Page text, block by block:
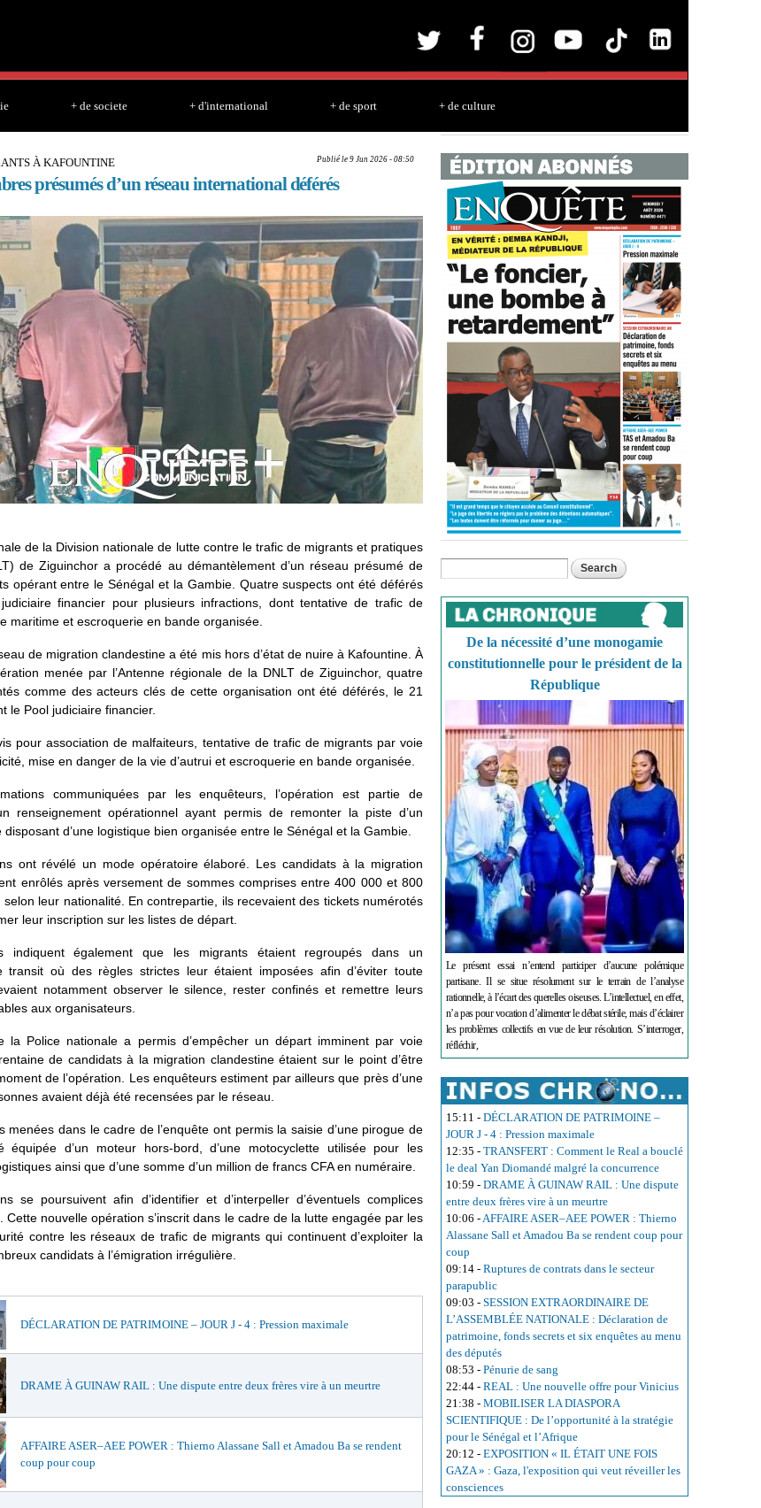
+ de societe + d'international + de sport + de culture
Publié le 9 Jun 2026 - 08:50
À KAFOUNTINE
présumés d’un réseau international déférés
de la Division nationale de lutte contre le trafic de migrants et pratiques
de Ziguinchor a procédé au démantèlement d’un réseau présumé de
opérant entre le Sénégal et la Gambie. Quatre suspects ont été déférés
financier pour plusieurs infractions, dont tentative de trafic de
maritime et escroquerie en bande organisée.
de migration clandestine a été mis hors d’état de nuire à Kafountine. À
menée par l’Antenne régionale de la DNLT de Ziguinchor, quatre
comme des acteurs clés de cette organisation ont été déférés, le 21
le Pool judiciaire financier.
pour association de malfaiteurs, tentative de trafic de migrants par voie
mise en danger de la vie d’autrui et escroquerie en bande organisée.
communiquées par les enquêteurs, l’opération est partie de
renseignement opérationnel ayant permis de remonter la piste d’un
d’une logistique bien organisée entre le Sénégal et la Gambie.
ont révélé un mode opératoire élaboré. Les candidats à la migration
enrôlés après versement de sommes comprises entre 400 000 et 800
selon leur nationalité. En contrepartie, ils recevaient des tickets numérotés
leur inscription sur les listes de départ.
indiquent également que les migrants étaient regroupés dans un
transit où des règles strictes leur étaient imposées afin d’éviter toute
notamment observer le silence, rester confinés et remettre leurs
aux organisateurs.
la Police nationale a permis d’empêcher un départ imminent par voie
de candidats à la migration clandestine étaient sur le point d’être
de l’opération. Les enquêteurs estiment par ailleurs que près d’une
avaient déjà été recensées par le réseau.
menées dans le cadre de l’enquête ont permis la saisie d’une pirogue de
équipée d’un moteur hors-bord, d’une motocyclette utilisée pour les
ainsi que d’une somme d’un million de francs CFA en numéraire.
se poursuivent afin d’identifier et d’interpeller d’éventuels complices
Cette nouvelle opération s’inscrit dans le cadre de la lutte engagée par les
contre les réseaux de trafic de migrants qui continuent d’exploiter la
candidats à l’émigration irrégulière.
DÉCLARATION DE PATRIMOINE – JOUR J - 4 : Pression maximale
DRAME À GUINAW RAIL : Une dispute entre deux frères vire à un meurtre
AFFAIRE ASER–AEE POWER : Thierno Alassane Sall et Amadou Ba se rendent
coup pour coup
Search form
De la nécessité d’une monogamie
constitutionnelle pour le président de la
République
Le présent essai n’entend participer d’aucune polémique
partisane. Il se situe résolument sur le terrain de l’analyse
rationnelle, à l’écart des querelles oiseuses. L’intellectuel, en effet,
n’a pas pour vocation d’alimenter le débat stérile, mais d’éclairer
les problèmes collectifs en vue de leur résolution. S’interroger,
réfléchir,
15:11 - DÉCLARATION DE PATRIMOINE –
JOUR J - 4 : Pression maximale
12:35 - TRANSFERT : Comment le Real a bouclé
le deal Yan Diomandé malgré la concurrence
10:59 - DRAME À GUINAW RAIL : Une dispute
entre deux frères vire à un meurtre
10:06 -AFFAIRE ASER–AEE POWER : Thierno
Alassane Sall et Amadou Ba se rendent coup pour
coup
09:14 - Ruptures de contrats dans le secteur
parapublic
09:03 - SESSION EXTRAORDINAIRE DE
L’ASSEMBLÉE NATIONALE : Déclaration de
patrimoine, fonds secrets et six enquêtes au menu
des députés
08:53 - Pénurie de sang
22:44 - REAL : Une nouvelle offre pour Vinicius
21:38 - MOBILISER LA DIASPORA
SCIENTIFIQUE : De l’opportunité à la stratégie
pour le Sénégal et l’Afrique
20:12 - EXPOSITION « IL ÉTAIT UNE FOIS
GAZA » : Gaza, l'exposition qui veut réveiller les
consciences